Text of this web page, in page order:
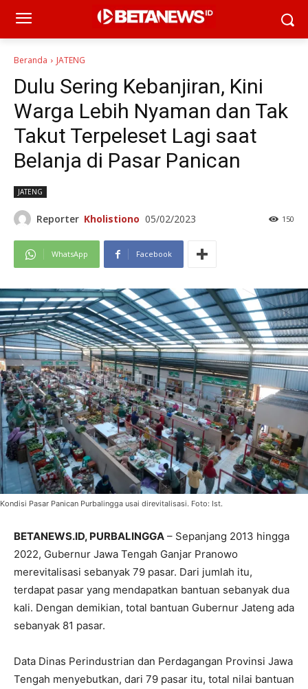
Beranda JATENG
Dulu Sering Kebanjiran, Kini
Warga Lebih Nyaman dan Tak
Takut Terpeleset Lagi saat
Belanja di Pasar Panican
JATENG
Reporter Kholistiono 05/02/2023 150
WhatsApp Facebook
Kondisi Pasar Panican Purbalingga usai direvitalisasi. Foto: Ist.
BETANEWS.ID, PURBALINGGA – Sepanjang 2013 hingga
2022, Gubernur Jawa Tengah Ganjar Pranowo
merevitalisasi sebanyak 79 pasar. Dari jumlah itu,
terdapat pasar yang mendapatkan bantuan sebanyak dua
kali. Dengan demikian, total bantuan Gubernur Jateng ada
sebanyak 81 pasar.
Data Dinas Perindustrian dan Perdagangan Provinsi Jawa
Tengah menyebutkan, dari 79 pasar itu, total nilai bantuan